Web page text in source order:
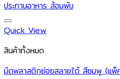
Quick View
สินค้าทั้งหมด
มีดพลาสติกย่อยสลายได้ สีชมพู (แ